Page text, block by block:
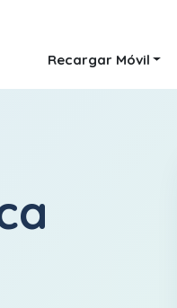
Recargar Móvil